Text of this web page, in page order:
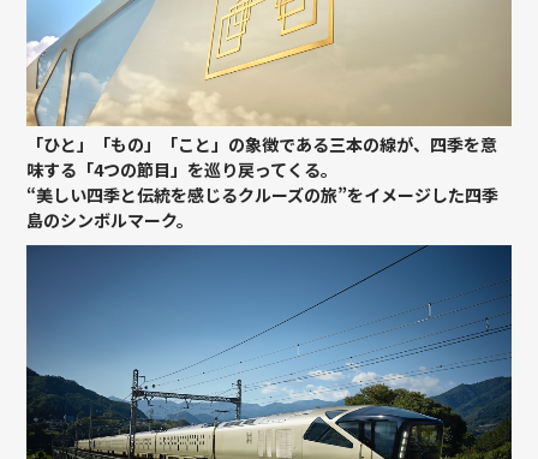
「ひと」「もの」「こと」の象徴である三本の線が、四季を意
味する「4つの節目」を巡り戻ってくる。
“美しい四季と伝統を感じるクルーズの旅”をイメージした四季
島のシンボルマーク。